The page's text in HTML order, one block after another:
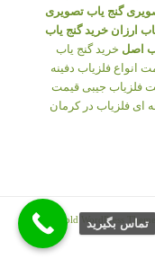
گنج یاب تصویری
ارزان خرید گنج یاب
اصل خرید گنج یاب
انواع فلزیاب دفینه
فلزیاب جیبی قیمت
ای فلزیاب در کرمان
Enfold WordPress
تماس بگيريد